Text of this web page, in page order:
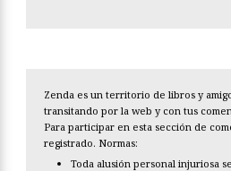
Zenda es un territorio de libros y
transitando por la web y con tus
Para participar en esta sección de
registrado. Normas:
Toda alusión personal injuriosa